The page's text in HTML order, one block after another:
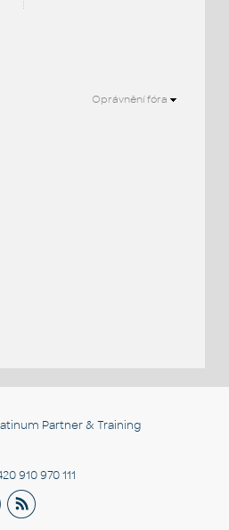
Oprávnění fóra
Partner & Training
910 970 111